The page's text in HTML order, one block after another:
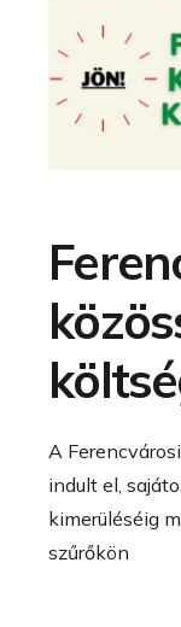
A
indult el,
kimerüléséig
szűrőkön